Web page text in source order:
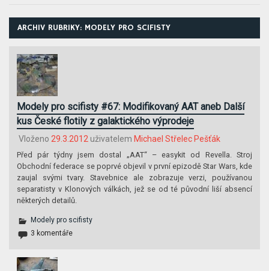
ARCHIV RUBRIKY: MODELY PRO SCIFISTY
Modely pro scifisty #67: Modifikovaný AAT aneb Další
kus České flotily z galaktického výprodeje
Vloženo 29.3.2012 uživatelem Michael Střelec Pešťák
Před pár týdny jsem dostal „AAT“ – easykit od Revella. Stroj
Obchodní federace se poprvé objevil v první epizodě Star Wars, kde
zaujal svými tvary. Stavebnice ale zobrazuje verzi, používanou
separatisty v Klonových válkách, jež se od té původní liší absencí
některých detailů.
Modely pro scifisty
3 komentáře